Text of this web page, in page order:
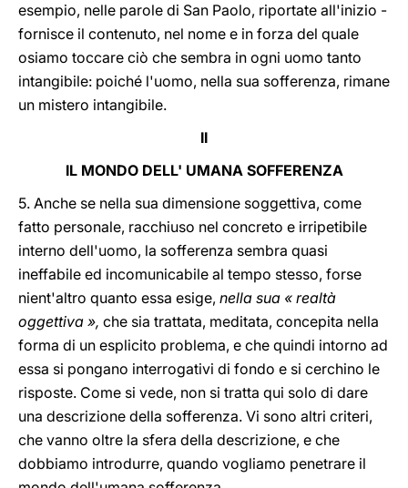
esempio, nelle parole di San Paolo, riportate all'inizio -
fornisce il contenuto, nel nome e in forza del quale
osiamo toccare ciò che sembra in ogni uomo tanto
intangibile: poiché l'uomo, nella sua sofferenza, rimane
un mistero intangibile.
II
IL MONDO DELL' UMANA SOFFERENZA
5. Anche se nella sua dimensione soggettiva, come
fatto personale, racchiuso nel concreto e irripetibile
interno dell'uomo, la sofferenza sembra quasi
ineffabile ed incomunicabile al tempo stesso, forse
nient'altro quanto essa esige, nella sua « realtà
oggettiva », che sia trattata, meditata, concepita nella
forma di un esplicito problema, e che quindi intorno ad
essa si pongano interrogativi di fondo e si cerchino le
risposte. Come si vede, non si tratta qui solo di dare
una descrizione della sofferenza. Vi sono altri criteri,
che vanno oltre la sfera della descrizione, e che
dobbiamo introdurre, quando vogliamo penetrare il